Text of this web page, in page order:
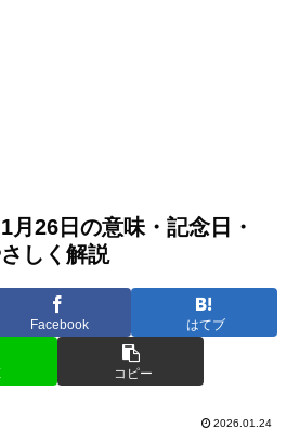
月26日の意味・記念日・
しく解説
Facebook はてブ
コピー
2026.01.24